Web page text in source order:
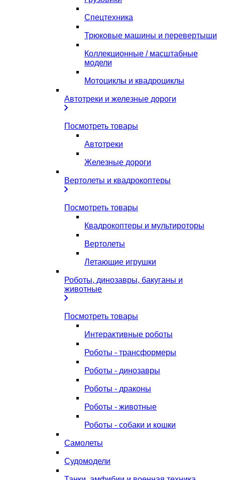
Спецтехника
Трюковые машины и перевертыши
Коллекционные / масштабные
модели
Мотоциклы и квадроциклы
Автотреки и железные дороги
Посмотреть товары
Автотреки
Железные дороги
Вертолеты и квадрокоптеры
Посмотреть товары
Квадрокоптеры и мультироторы
Вертолеты
Летающие игрушки
Роботы, динозавры, бакуганы и
животные
Посмотреть товары
Интерактивные роботы
Роботы - трансформеры
Роботы - динозавры
Роботы - драконы
Роботы - животные
Роботы - собаки и кошки
Самолеты
Судомодели